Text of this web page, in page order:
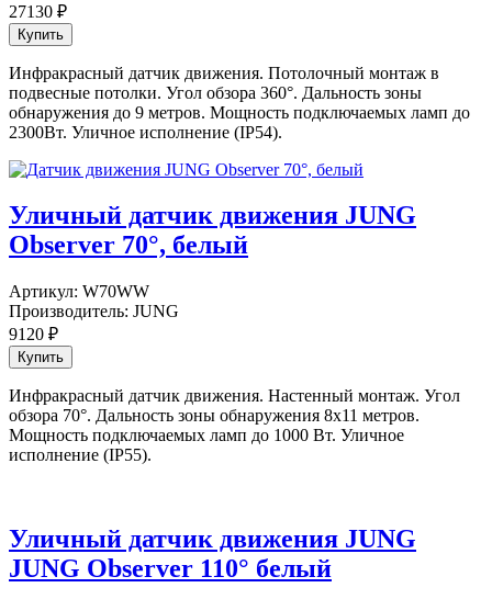
27130 ₽
Инфракрасный датчик движения. Потолочный монтаж в
подвесные потолки. Угол обзора 360°. Дальность зоны
обнаружения до 9 метров. Мощность подключаемых ламп до
2300Вт. Уличное исполнение (IP54).
Уличный датчик движения JUNG
Observer 70°, белый
Артикул: W70WW
Производитель: JUNG
9120 ₽
Инфракрасный датчик движения. Настенный монтаж. Угол
обзора 70°. Дальность зоны обнаружения 8x11 метров.
Мощность подключаемых ламп до 1000 Вт. Уличное
исполнение (IP55).
Уличный датчик движения JUNG
JUNG Observer 110° белый